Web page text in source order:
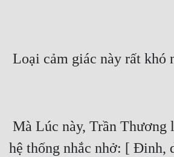
Loại cảm giác này rất khó
hệ thống nhắc nhở: [ Đinh,